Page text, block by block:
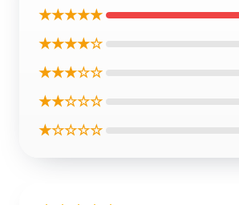
★★★★★
★★★★☆
★★★☆☆
★★☆☆☆
★☆☆☆☆